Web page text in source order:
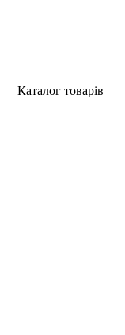
Каталог товарів